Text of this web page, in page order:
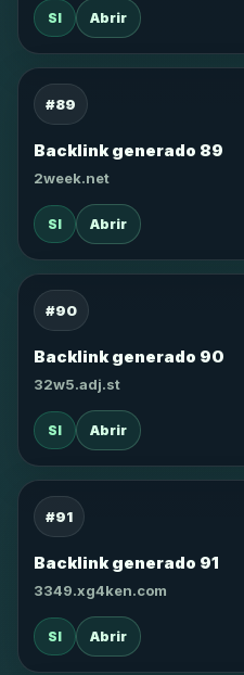
SI Abrir
#89
Backlink generado 89
2week.net
SI Abrir
#90
Backlink generado 90
32w5.adj.st
SI Abrir
#91
Backlink generado 91
3349.xg4ken.com
SI Abrir